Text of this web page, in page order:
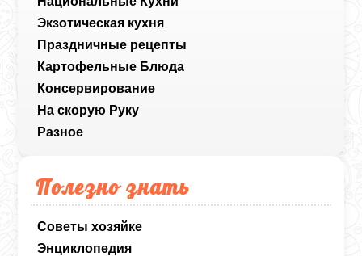
Экзотическая кухня
Праздничные рецепты
Картофельные Блюда
Консервирование
На скорую Руку
Разное
Полезно знать
Советы хозяйке
Энциклопедия